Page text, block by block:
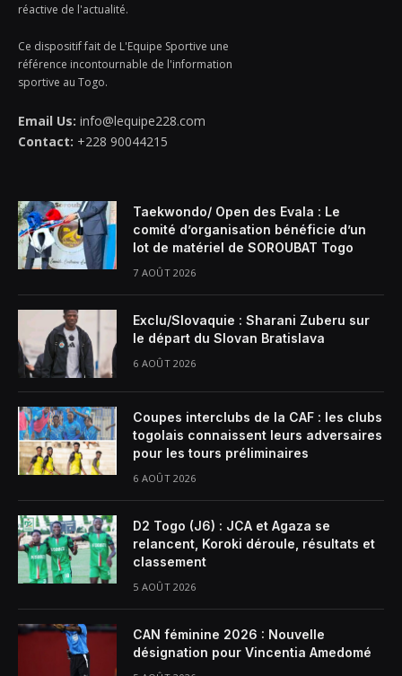
réactive de l'actualité.
Ce dispositif fait de L'Equipe Sportive une
référence incontournable de l'information
sportive au Togo.
Email Us: info@lequipe228.com
Contact: +228 90044215
Taekwondo/ Open des Evala : Le
comité d’organisation bénéficie d’un
lot de matériel de SOROUBAT Togo
7 AOÛT 2026
Exclu/Slovaquie : Sharani Zuberu sur
le départ du Slovan Bratislava
6 AOÛT 2026
Coupes interclubs de la CAF : les clubs
togolais connaissent leurs adversaires
pour les tours préliminaires
6 AOÛT 2026
D2 Togo (J6) : JCA et Agaza se
relancent, Koroki déroule, résultats et
classement
5 AOÛT 2026
CAN féminine 2026 : Nouvelle
désignation pour Vincentia Amedomé